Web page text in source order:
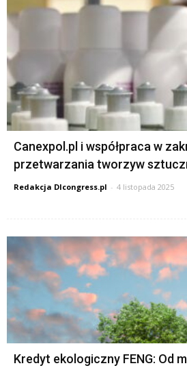
Canexpol.pl i współpraca w
przetwarzania tworzyw
Redakcja Dlcongress.pl - 4 listopada 2025
Kredyt ekologiczny FENG: Od